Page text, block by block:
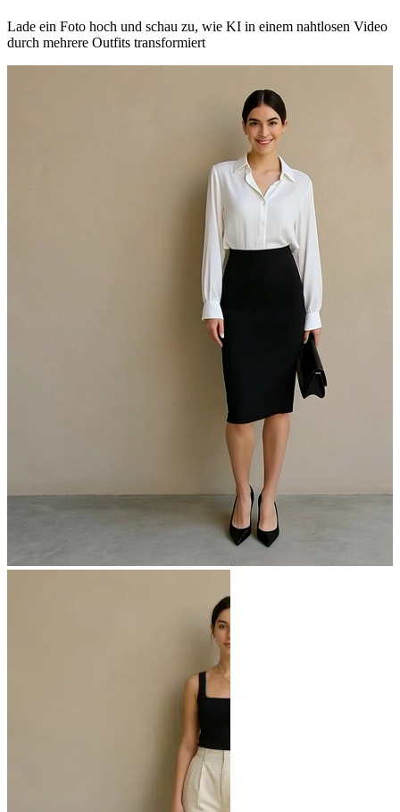
Lade ein Foto hoch und schau zu, wie KI in einem nahtlosen Video
durch mehrere Outfits transformiert